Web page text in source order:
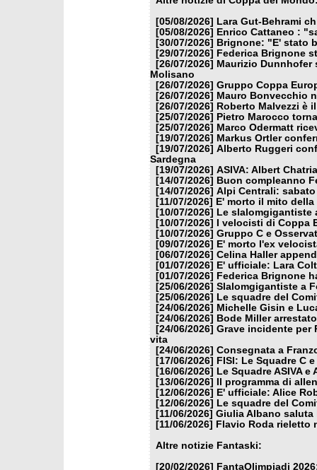
[05/08/2026]
Lara Gut-Behrami
[05/08/2026]
Enrico Cattaneo :
[30/07/2026]
Brignone: "E' stato
[29/07/2026]
Federica Brignone
[26/07/2026] Maurizio Dunnhofer
Molisano
[26/07/2026] Gruppo Coppa
[26/07/2026] Mauro Bonvecchio
[26/07/2026]
Roberto Malvezzi è
[25/07/2026]
Pietro Marocco
[25/07/2026] Marco Odermatt
[19/07/2026] Markus Ortler
[19/07/2026] Alberto Ruggeri
Sardegna
[19/07/2026] ASIVA: Albert
[14/07/2026]
Buon compleanno
[14/07/2026] Alpi Centrali:
[11/07/2026]
E' morto il mito
[10/07/2026]
Le
[10/07/2026]
I velocisti di Coppa
[10/07/2026] Gruppo C e
[09/07/2026]
E' morto l'ex
[06/07/2026] Celina Haller
[01/07/2026]
E' ufficiale: Lara
[01/07/2026]
Federica Brignone
[25/06/2026] Slalomgigantiste a
[25/06/2026]
Le squadre del
[24/06/2026] Michelle Gisin e
[24/06/2026]
Bode Miller
[24/06/2026] Grave incidente per
vita
[24/06/2026] Consegnata a
[17/06/2026]
FISI: Le Squadre C
[16/06/2026]
Le Squadre ASIVA
[13/06/2026]
Il programma di
[12/06/2026]
E' ufficiale: Alice
[12/06/2026]
Le squadre del
[11/06/2026] Giulia Albano saluta
[11/06/2026]
Flavio Roda rieletto
Altre notizie Fantaski:
[20/02/2026]
FantaOlimpiadi